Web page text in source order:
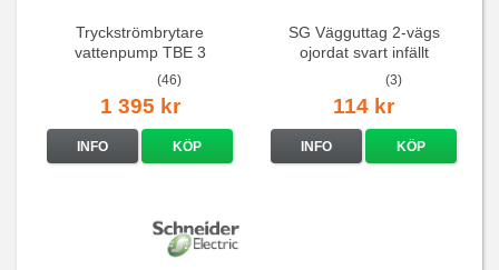
Tryckströmbrytare
vattenpump TBE 3
(46)
1 395 kr
INFO KÖP
SG Vägguttag 2-vägs
ojordat svart infällt
16A/250V
(3)
114 kr
INFO KÖP